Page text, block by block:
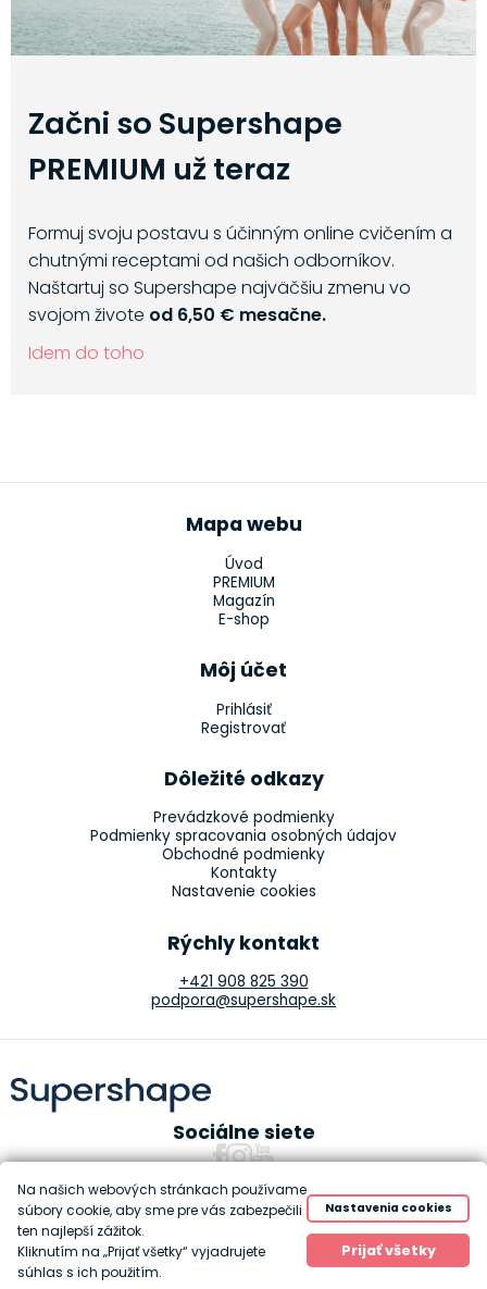
Začni so Supershape
PREMIUM už teraz
Formuj svoju postavu s účinným online cvičením a
chutnými receptami od našich odborníkov.
Naštartuj so Supershape najväčšiu zmenu vo
svojom živote od 6,50 € mesačne.
Idem do toho
Mapa webu
Úvod
PREMIUM
Magazín
E-shop
Môj účet
Prihlásiť
Registrovať
Dôležité odkazy
Prevádzkové podmienky
Podmienky spracovania osobných údajov
Obchodné podmienky
Kontakty
Nastavenie cookies
Rýchly kontakt
+421 908 825 390
podpora@supershape.sk
Sociálne siete
Copyright 2010-2026 Supershape
Created byAnawe
Na našich webových stránkach používame
súbory cookie, aby sme pre vás zabezpečili
ten najlepší zážitok.
Kliknutím na „Prijať všetky“ vyjadrujete
súhlas s ich použitím.
Nastavenia cookies
Prijať všetky